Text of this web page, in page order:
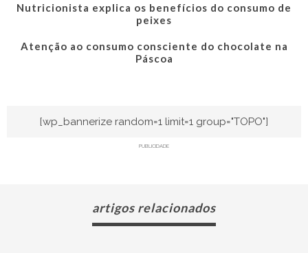
Nutricionista explica os benefícios do consumo de
peixes
Atenção ao consumo consciente do chocolate na
Páscoa
[wp_bannerize random=1 limit=1 group="TOPO"]
PUBLICIDADE
artigos relacionados